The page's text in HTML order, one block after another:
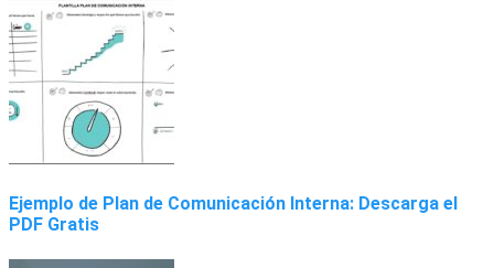
Ejemplo de Plan de Comunicación Interna: Descarga el
PDF Gratis